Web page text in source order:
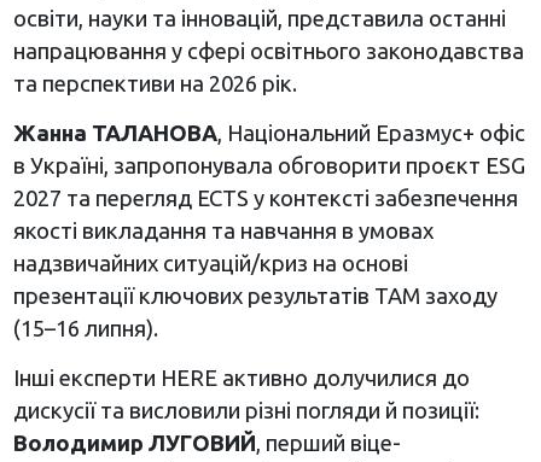
освіти, науки та інновацій, представила останні
напрацювання у сфері освітнього законодавства
та перспективи на 2026 рік.
Жанна ТАЛАНОВА, Національний Еразмус+ офіс
в Україні, запропонувала обговорити проєкт ESG
2027 та перегляд ECTS у контексті забезпечення
якості викладання та навчання в умовах
надзвичайних ситуацій/криз на основі
презентації ключових результатів ТАМ заходу
(15–16 липня).
Інші експерти HERE активно долучилися до
дискусії та висловили різні погляди й позиції:
Володимир ЛУГОВИЙ, перший віце-